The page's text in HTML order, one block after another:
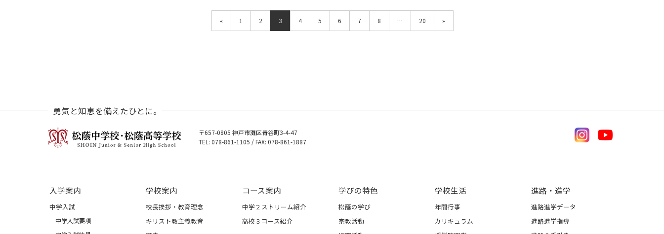
« 1 2 3 4 5 6 7 8 … 20 »
勇気と知恵を備えたひとに。
〒657-0805 神戸市灘区青谷町3-4-47
TEL: 078-861-1105 / FAX: 078-861-1887
入学案内
中学入試
中学入試要項
学校案内
校長挨拶・教育理念
キリスト教主義教育
コース案内
中学２ストリーム紹介
高校３コース紹介
学びの特色
松蔭の学び
宗教活動
学校生活
年間行事
カリキュラム
進路・進学
進路進学データ
進路進学指導